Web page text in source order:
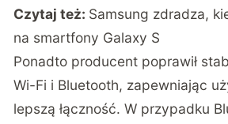
Czytaj też: Samsung zdradza,
na smartfony Galaxy S
Ponadto producent poprawił
Wi-Fi i Bluetooth, zapewniając
lepszą łączność. W przypadku